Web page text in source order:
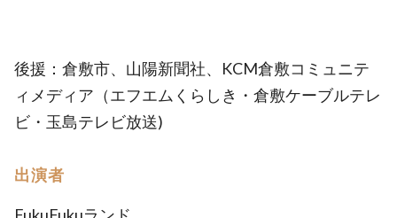
後援：倉敷市、山陽新聞社、KCM倉敷コミュニテ
ィメディア（エフエムくらしき・倉敷ケーブルテレ
ビ・玉島テレビ放送)
出演者